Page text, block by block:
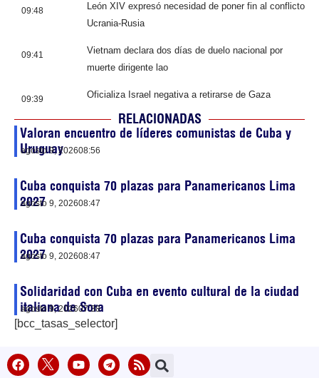
09:48
León XIV expresó necesidad de poner fin al conflicto
Ucrania-Rusia
09:41
Vietnam declara dos días de duelo nacional por
muerte dirigente lao
09:39 Oficializa Israel negativa a retirarse de Gaza
RELACIONADAS
Valoran encuentro de líderes comunistas de Cuba y
Uruguay
agosto 9, 202608:56
Cuba conquista 70 plazas para Panamericanos Lima
2027
agosto 9, 202608:47
Cuba conquista 70 plazas para Panamericanos Lima
2027
agosto 9, 202608:47
Solidaridad con Cuba en evento cultural de la ciudad
italiana de Sora
agosto 9, 202607:38
[bcc_tasas_selector]